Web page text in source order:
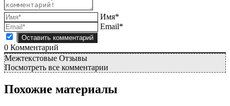
Имя*
Email*
0 Комментарий
Межтекстовые Отзывы
Посмотреть все комментарии
Похожие материалы